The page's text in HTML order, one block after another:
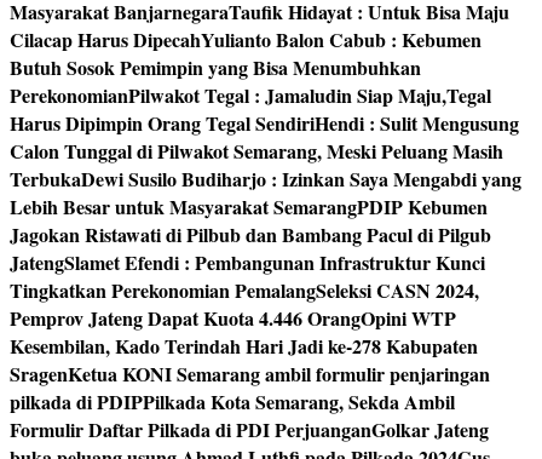
Masyarakat BanjarnegaraTaufik Hidayat : Untuk Bisa Maju
Cilacap Harus DipecahYulianto Balon Cabub : Kebumen
Butuh Sosok Pemimpin yang Bisa Menumbuhkan
PerekonomianPilwakot Tegal : Jamaludin Siap Maju,Tegal
Harus Dipimpin Orang Tegal SendiriHendi : Sulit Mengusung
Calon Tunggal di Pilwakot Semarang, Meski Peluang Masih
TerbukaDewi Susilo Budiharjo : Izinkan Saya Mengabdi yang
Lebih Besar untuk Masyarakat SemarangPDIP Kebumen
Jagokan Ristawati di Pilbub dan Bambang Pacul di Pilgub
JatengSlamet Efendi : Pembangunan Infrastruktur Kunci
Tingkatkan Perekonomian PemalangSeleksi CASN 2024,
Pemprov Jateng Dapat Kuota 4.446 OrangOpini WTP
Kesembilan, Kado Terindah Hari Jadi ke-278 Kabupaten
SragenKetua KONI Semarang ambil formulir penjaringan
pilkada di PDIPPilkada Kota Semarang, Sekda Ambil
Formulir Daftar Pilkada di PDI PerjuanganGolkar Jateng